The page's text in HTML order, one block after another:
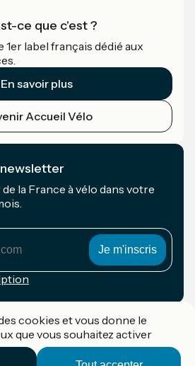
ce que c'est ?
1er label français dédié aux
En savoir plus
Accueil Vélo
newsletter
de la France à vélo dans votre
cookies et vous donne le
que vous souhaitez activer